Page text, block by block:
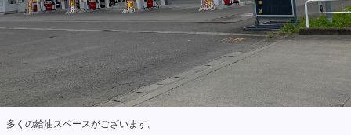
多くの給油スペースがございます。